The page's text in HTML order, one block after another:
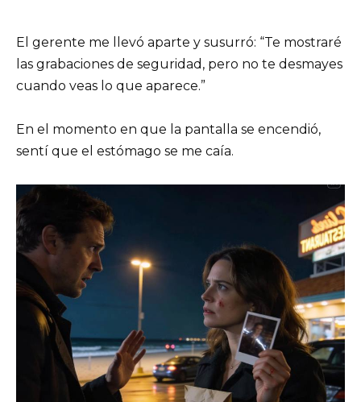
El gerente me llevó aparte y susurró: “Te mostraré
las grabaciones de seguridad, pero no te desmayes
cuando veas lo que aparece.”
En el momento en que la pantalla se encendió,
sentí que el estómago se me caía.